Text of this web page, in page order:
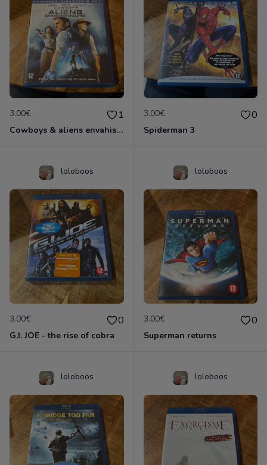
3.00€ 1
Cowboys & aliens envahisseurs
3.00€ 0
Spiderman 3
loloboos
3.00€ 0
G.I. JOE - the rise of cobra
loloboos
3.00€ 0
Superman returns
loloboos loloboos